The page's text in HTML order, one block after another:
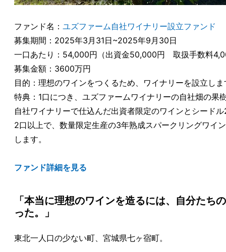
ファンド名： ユズファーム自社ワイナリー設立ファンド
募集期間：2025年3月31日~2025年9月30日
一口あたり：54,000円（出資金50,000円 取扱手数料
募集金額：3600万円
目的：理想のワインをつくるため、ワイナリーを設立しま
特典：1口につき、ユズファームワイナリーの自社畑の果
自社ワイナリーで仕込んだ出資者限定のワインとシード
2口以上で、数量限定生産の3年熟成スパークリングワイ
します。
ファンド詳細を見る
「本当に理想のワインを造るには、自分たち
った。」
東北一人口の少ない町、宮城県七ヶ宿町。